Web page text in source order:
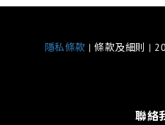
隱私條款 | 條款及細則 |
聯絡